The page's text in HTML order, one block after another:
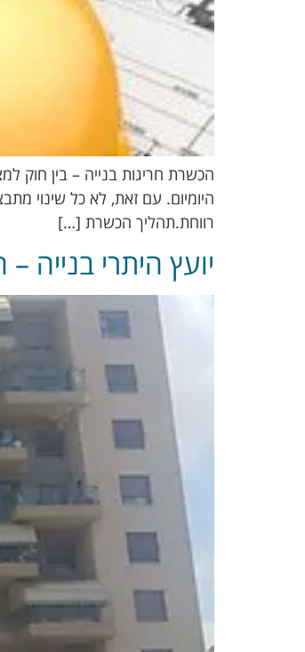
הכשרת חריגות בנייה – בין חוק
היומיום. עם זאת, לא כל שינוי
רווחת.תהליך הכשרת […]
יועץ היתרי בנייה